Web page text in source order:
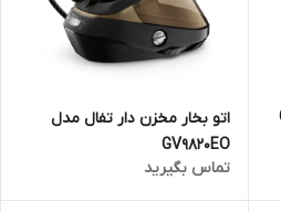
اتو بخار مخزن دار تفال مدل
GV9820EO
تماس بگیرید